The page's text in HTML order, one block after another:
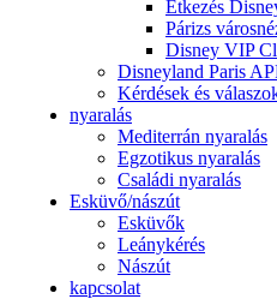
Étkezés
Párizs
Disney VIP
Disneyland Paris
Kérdések és
nyaralás
Mediterrán nyaralás
Egzotikus nyaralás
Családi nyaralás
Esküvő/nászút
Esküvők
Leánykérés
Nászút
kapcsolat